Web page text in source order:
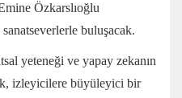
Özkarslıoğlu
buluşacak.
yeteneği ve yapay zekanın
izleyicilere büyüleyici bir